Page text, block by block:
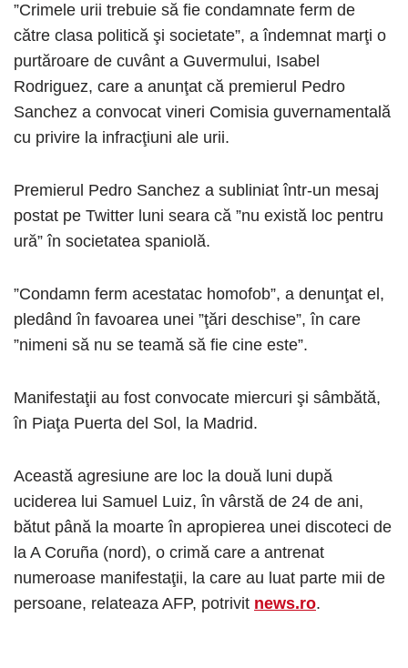
”Crimele urii trebuie să fie condamnate ferm de
către clasa politică şi societate”, a îndemnat marţi o
purtăroare de cuvânt a Guvermului, Isabel
Rodriguez, care a anunţat că premierul Pedro
Sanchez a convocat vineri Comisia guvernamentală
cu privire la infracţiuni ale urii.
Premierul Pedro Sanchez a subliniat într-un mesaj
postat pe Twitter luni seara că ”nu există loc pentru
ură” în societatea spaniolă.
”Condamn ferm acestatac homofob”, a denunţat el,
pledând în favoarea unei ”ţări deschise”, în care
”nimeni să nu se teamă să fie cine este”.
Manifestaţii au fost convocate miercuri şi sâmbătă,
în Piaţa Puerta del Sol, la Madrid.
Această agresiune are loc la două luni după
uciderea lui Samuel Luiz, în vârstă de 24 de ani,
bătut până la moarte în apropierea unei discoteci de
la A Coruña (nord), o crimă care a antrenat
numeroase manifestaţii, la care au luat parte mii de
persoane, relateaza AFP, potrivit news.ro.